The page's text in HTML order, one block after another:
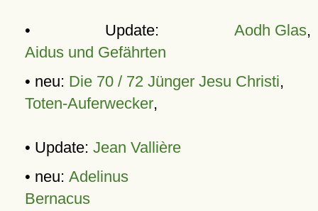
• Update: Aodh Glas,
Aidus und Gefährten
• neu: Die 70 / 72 Jünger Jesu Christi,
Toten-Auferwecker,
• Update: Jean Vallière
• neu: Adelinus
Bernacus